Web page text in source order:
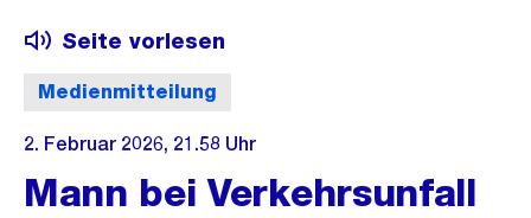
Medienmitteilung
Seite vorlesen
2. Februar 2026, 21.58 Uhr
Mann bei Verkehrsunfall